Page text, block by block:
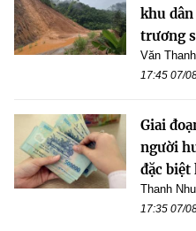
khu dân
trương
Văn Thanh
17:45 07/
Giai
người
đặc biệt
Thanh
17:35 07/